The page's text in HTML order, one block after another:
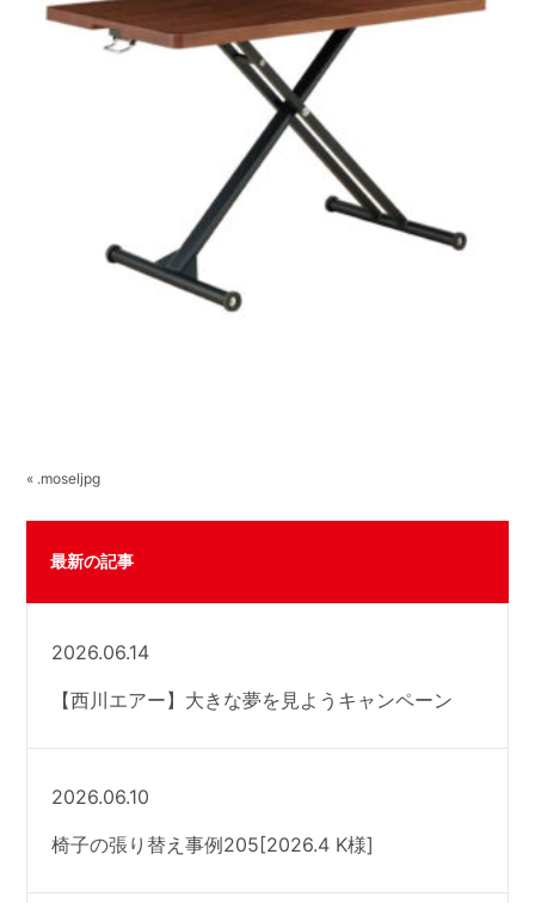
« .moseljpg
最新の記事
2026.06.14
【西川エアー】大きな夢を見ようキャンペーン
2026.06.10
椅子の張り替え事例205[2026.4 K様]